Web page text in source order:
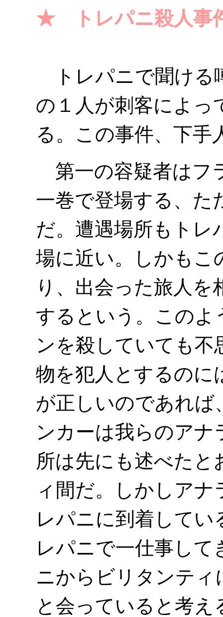
★ トレパニ殺人事
トレパニで聞ける
の１人が刺客によっ
る。この事件、下手
第一の容疑者はフ
一巻で登場する、た
だ。遭遇場所もトレ
場に近い。しかもこ
り、出会った旅人
するという。このよ
ンを殺していても
物を犯人とするのに
が正しいのであれば
ンカーは我らのア
所は先にも述べた
ィ間だ。しかしア
レパニに到着して
レパニで一仕事し
ニからビリタンテ
と会っていると考